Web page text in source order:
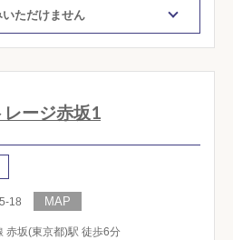
ただけません
ージ赤坂1
18
赤坂(東京都)駅 徒歩6分